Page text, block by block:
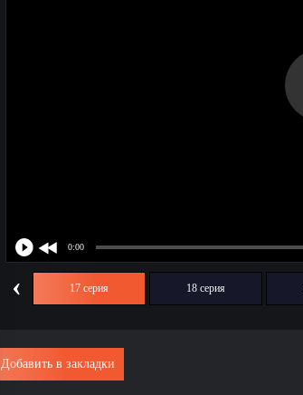
‹ 17 серия 18 серия
Добавить в закладки